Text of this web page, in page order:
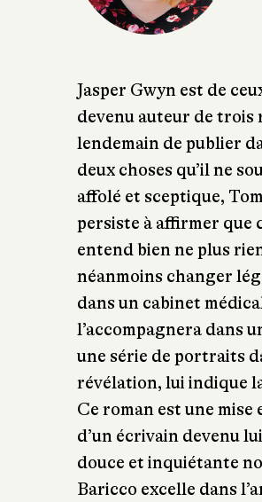
Jasper Gwyn est de
devenu auteur de trois
lendemain de publier
deux choses qu’il ne
affolé et sceptique,
persiste à affirmer que
entend bien ne plus
néanmoins changer
dans un cabinet
l’accompagnera dans
une série de portraits
révélation, lui indique
Ce roman est une
d’un écrivain devenu
douce et inquiétante
Baricco excelle dans